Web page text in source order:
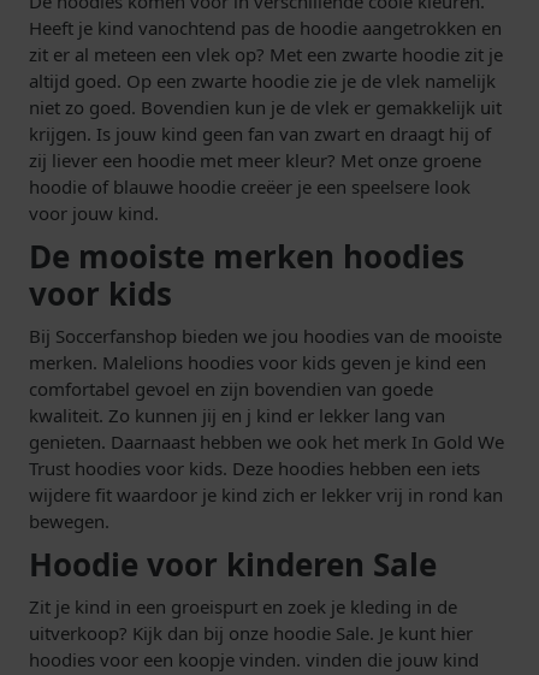
Heeft je kind vanochtend pas de hoodie aangetrokken en
zit er al meteen een vlek op? Met een zwarte hoodie zit je
altijd goed. Op een zwarte hoodie zie je de vlek namelijk
niet zo goed. Bovendien kun je de vlek er gemakkelijk uit
krijgen. Is jouw kind geen fan van zwart en draagt hij of
zij liever een hoodie met meer kleur? Met onze groene
hoodie of blauwe hoodie creëer je een speelsere look
voor jouw kind.
De mooiste merken hoodies
voor kids
Bij Soccerfanshop bieden we jou hoodies van de mooiste
merken. Malelions hoodies voor kids geven je kind een
comfortabel gevoel en zijn bovendien van goede
kwaliteit. Zo kunnen jij en j kind er lekker lang van
genieten. Daarnaast hebben we ook het merk In Gold We
Trust hoodies voor kids. Deze hoodies hebben een iets
wijdere fit waardoor je kind zich er lekker vrij in rond kan
bewegen.
Hoodie voor kinderen Sale
Zit je kind in een groeispurt en zoek je kleding in de
uitverkoop? Kijk dan bij onze hoodie Sale. Je kunt hier
hoodies voor een koopje vinden. vinden die jouw kind